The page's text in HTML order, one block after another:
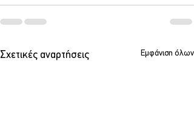
Σχετικές αναρτήσεις Εμφάνιση όλων